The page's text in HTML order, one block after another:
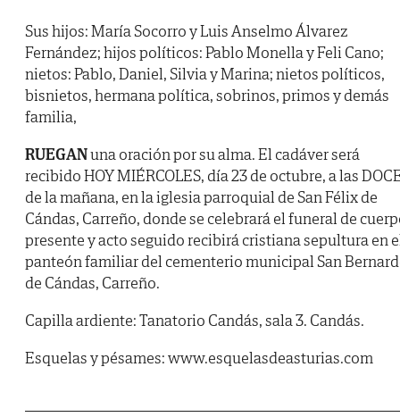
Sus hijos: María Socorro y Luis Anselmo Álvarez
Fernández; hijos políticos: Pablo Monella y Feli Cano;
nietos: Pablo, Daniel, Silvia y Marina; nietos políticos,
bisnietos, hermana política, sobrinos, primos y demás
familia,
RUEGANuna oración por su alma. El cadáver será
recibido HOY MIÉRCOLES, día 23 de octubre, a las
de la mañana, en la iglesia parroquial de San Félix de
Cándas, Carreño, donde se celebrará el funeral de
presente y acto seguido recibirá cristiana sepultura en
panteón familiar del cementerio municipal San
de Cándas, Carreño.
Capilla ardiente: Tanatorio Candás, sala 3. Candás.
Esquelas y pésames: www.esquelasdeasturias.com